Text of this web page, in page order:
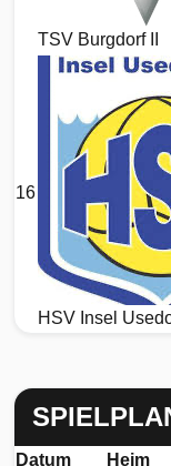
TSV Burgdorf II
16
HSV Insel
Datum Heim